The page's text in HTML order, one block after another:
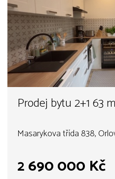
Prodej bytu 2+1 63
Masarykova třída 838,
2 690 000 Kč